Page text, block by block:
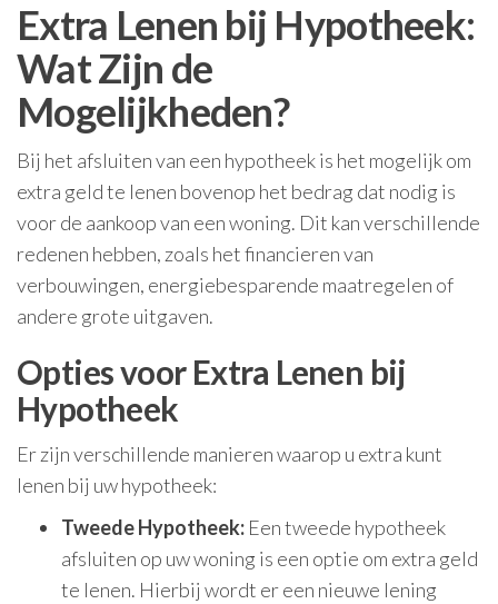
Extra Lenen bij Hypotheek:
Wat Zijn de
Mogelijkheden?
Bij het afsluiten van een hypotheek is het mogelijk om
extra geld te lenen bovenop het bedrag dat nodig is
voor de aankoop van een woning. Dit kan verschillende
redenen hebben, zoals het financieren van
verbouwingen, energiebesparende maatregelen of
andere grote uitgaven.
Opties voor Extra Lenen bij
Hypotheek
Er zijn verschillende manieren waarop u extra kunt
lenen bij uw hypotheek:
Tweede Hypotheek: Een tweede hypotheek
afsluiten op uw woning is een optie om extra geld
te lenen. Hierbij wordt er een nieuwe lening